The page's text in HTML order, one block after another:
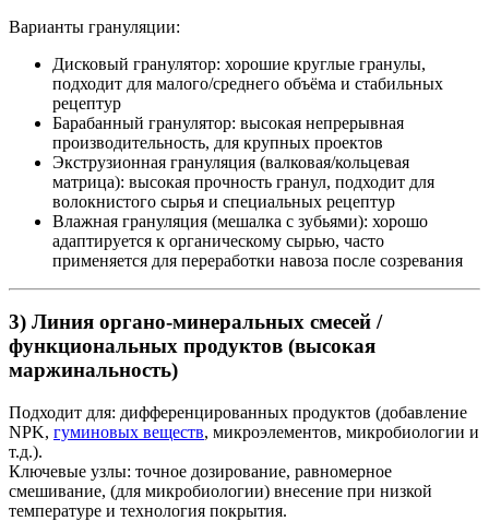
Варианты грануляции:
Дисковый гранулятор: хорошие круглые гранулы,
подходит для малого/среднего объёма и стабильных
рецептур
Барабанный гранулятор: высокая непрерывная
производительность, для крупных проектов
Экструзионная грануляция (валковая/кольцевая
матрица): высокая прочность гранул, подходит для
волокнистого сырья и специальных рецептур
Влажная грануляция (мешалка с зубьями): хорошо
адаптируется к органическому сырью, часто
применяется для переработки навоза после созревания
3) Линия органо-минеральных смесей /
функциональных продуктов (высокая
маржинальность)
Подходит для: дифференцированных продуктов (добавление
NPK, гуминовых веществ, микроэлементов, микробиологии и
т.д.).
Ключевые узлы: точное дозирование, равномерное
смешивание, (для микробиологии) внесение при низкой
температуре и технология покрытия.